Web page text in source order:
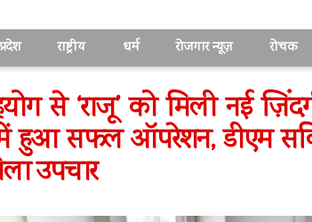
राष्ट्रीय धर्म रोजगार न्यूज़ रोचक
से ‘राजू’ को मिली नई
में हुआ सफल ऑपरेशन, डीएम
उपचार